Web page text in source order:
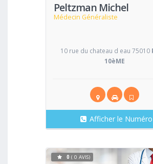
Peltzman Michel
Médecin Généraliste
10 rue du chateau d eau 75010
10èME
Afficher le Numéro
0 ( 0 AVIS)